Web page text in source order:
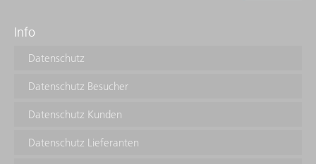
Info
Datenschutz
Datenschutz Besucher
Datenschutz Kunden
Datenschutz Lieferanten